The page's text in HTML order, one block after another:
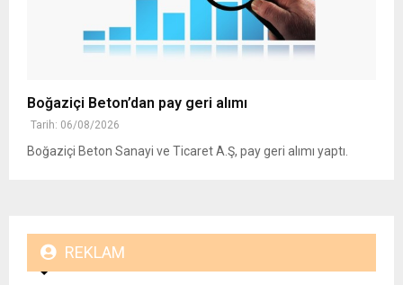
Boğaziçi Beton’dan pay geri alımı
Tarih: 06/08/2026
Boğaziçi Beton Sanayi ve Ticaret A.Ş, pay geri alımı yaptı.
REKLAM